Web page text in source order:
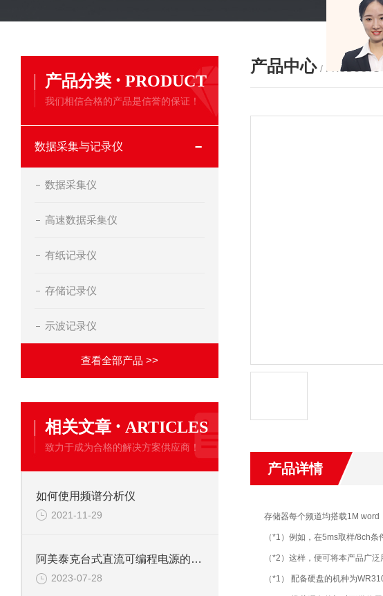
产品分类 · PRODUCT
我们相信合格的产品是信誉的保证！
数据采集与记录仪
数据采集仪
高速数据采集仪
有纸记录仪
存储记录仪
示波记录仪
查看全部产品 >>
相关文章 · ARTICLES
致力于成为合格的解决方案供应商！
如何使用频谱分析仪
2021-11-29
阿美泰克台式直流可编程电源的正确使用和维护
2023-07-28
产品中心 / PRODUCTS
产品详情
存储器每个频道均搭载1M word
（*1）例如，在5ms取样/8ch
（*2）这样，便可将本产品广
（*1） 配备硬盘的机种为